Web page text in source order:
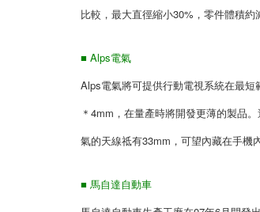
比較，最大直徑縮小30%，零件體積約
■ Alps電氣
Alps電氣將可提供行動電視系統在最
＊4mm，在量產時將開發更薄的製品
氣的天線祗有33mm，可望內藏在手機內
■ 馬自達自動車